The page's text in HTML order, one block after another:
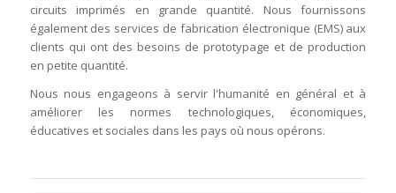
circuits imprimés en grande quantité. Nous fournissons
également des services de fabrication électronique (EMS) aux
clients qui ont des besoins de prototypage et de production
en petite quantité.
Nous nous engageons à servir l'humanité en général et à
améliorer les normes technologiques, économiques,
éducatives et sociales dans les pays où nous opérons.